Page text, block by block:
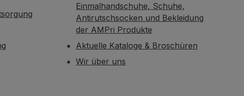
Einmalhandschuhe, Schuhe,
Antirutschsocken und Bekleidung
der AMPri Produkte
Aktuelle Kataloge & Broschüren
Wir über uns